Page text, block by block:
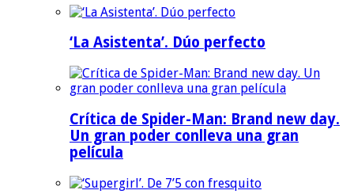
‘La Asistenta’. Dúo perfecto
Crítica de Spider-Man: Brand new day.
Un gran poder conlleva una gran
película